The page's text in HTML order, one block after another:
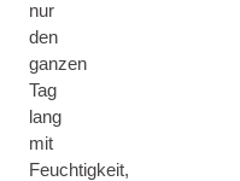
nur
den
ganzen
Tag
lang
mit
Feuchtigkeit,